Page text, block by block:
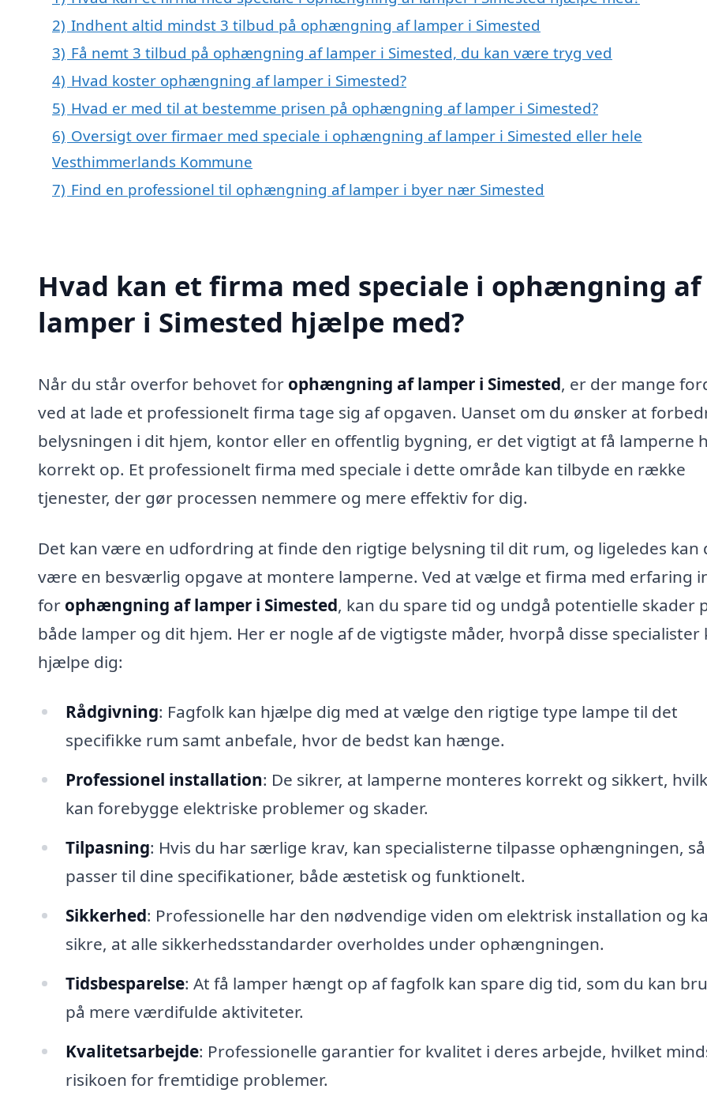
2) Indhent altid mindst 3 tilbud på ophængning af lamper i Simested
3) Få nemt 3 tilbud på ophængning af lamper i Simested, du kan være tryg ved
4) Hvad koster ophængning af lamper i Simested?
5) Hvad er med til at bestemme prisen på ophængning af lamper i Simested?
6) Oversigt over firmaer med speciale i ophængning af lamper i Simested eller hele
Vesthimmerlands Kommune
7) Find en professionel til ophængning af lamper i byer nær Simested
Hvad kan et firma med speciale i ophængning af
lamper i Simested hjælpe med?
Når du står overfor behovet for ophængning af lamper i Simested, er der mange
ved at lade et professionelt firma tage sig af opgaven. Uanset om du ønsker at
belysningen i dit hjem, kontor eller en offentlig bygning, er det vigtigt at få lamperne
korrekt op. Et professionelt firma med speciale i dette område kan tilbyde en række
tjenester, der gør processen nemmere og mere effektiv for dig.
Det kan være en udfordring at finde den rigtige belysning til dit rum, og ligeledes kan
være en besværlig opgave at montere lamperne. Ved at vælge et firma med erfaring
for ophængning af lamper i Simested, kan du spare tid og undgå potentielle skader
både lamper og dit hjem. Her er nogle af de vigtigste måder, hvorpå disse specialister
hjælpe dig:
Rådgivning: Fagfolk kan hjælpe dig med at vælge den rigtige type lampe til det
specifikke rum samt anbefale, hvor de bedst kan hænge.
Professionel installation: De sikrer, at lamperne monteres korrekt og sikkert,
kan forebygge elektriske problemer og skader.
Tilpasning: Hvis du har særlige krav, kan specialisterne tilpasse ophængningen,
passer til dine specifikationer, både æstetisk og funktionelt.
Sikkerhed: Professionelle har den nødvendige viden om elektrisk installation og
sikre, at alle sikkerhedsstandarder overholdes under ophængningen.
Tidsbesparelse: At få lamper hængt op af fagfolk kan spare dig tid, som du kan
på mere værdifulde aktiviteter.
Kvalitetsarbejde: Professionelle garantier for kvalitet i deres arbejde, hvilket
risikoen for fremtidige problemer.